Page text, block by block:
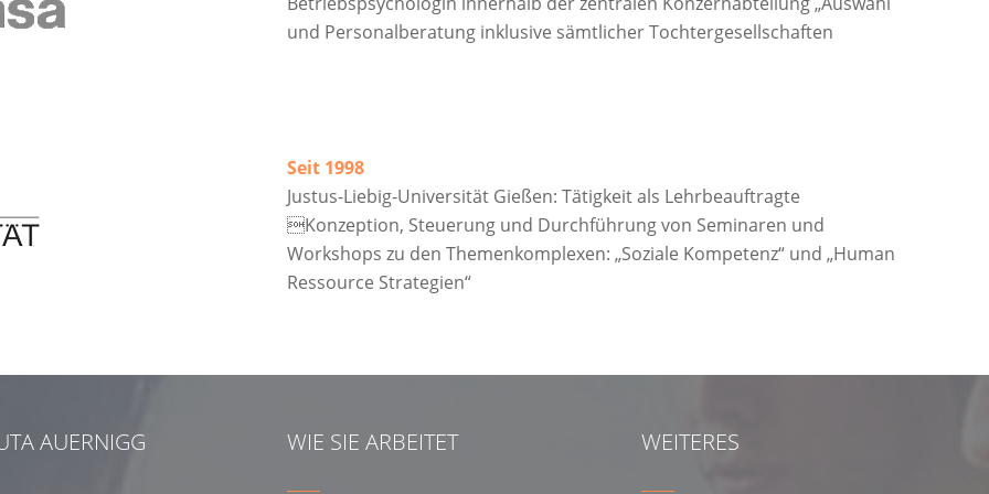
und Personalberatung inklusive sämtlicher Tochtergesellschaften
Seit 1998
Justus-Liebig-Universität Gießen: Tätigkeit als Lehrbeauftragte
Konzeption, Steuerung und Durchführung von Seminaren und
Workshops zu den Themenkomplexen: „Soziale Kompetenz“ und „Human
Ressource Strategien“
AUERNIGG WIE SIE ARBEITET WEITERES